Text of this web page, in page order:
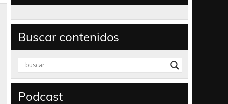
Buscar contenidos
Podcast